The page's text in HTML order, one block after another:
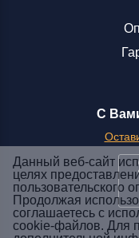
С
Заказать звонок
+7 (929) 551-70-07
Ежедневно 9:00-20:00
Данный веб-сайт
целях
пользовательского
Продолжая
соглашаетесь с
cookie-файлов. Для